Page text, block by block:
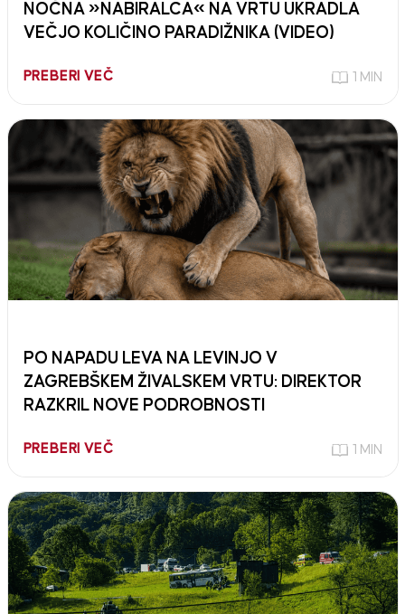
NOČNA »NABIRALCA« NA VRTU UKRADLA
VEČJO KOLIČINO PARADIŽNIKA (VIDEO)
PREBERI VEČ 1 MIN
PO NAPADU LEVA NA LEVINJO V
ZAGREBŠKEM ŽIVALSKEM VRTU: DIREKTOR
RAZKRIL NOVE PODROBNOSTI
PREBERI VEČ 1 MIN